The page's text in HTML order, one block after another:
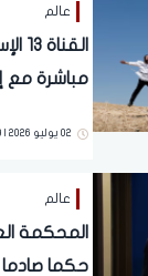
عالم
مباشرة مع
02 يوليو 2026 | 10:39 مساءً
عالم
المحكمة
حكما صادما